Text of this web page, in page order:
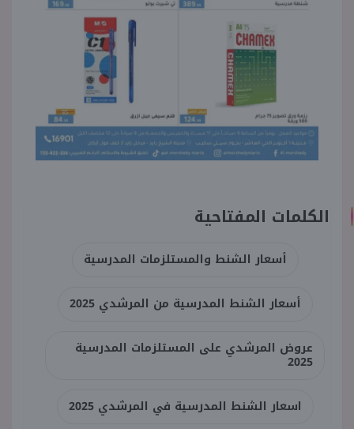
الكلمات المفتاحية
أسعار الشنط والمستلزمات المدرسية
أسعار الشنط المدرسية من المرشدي 2025
عروض المرشدي على المستلزمات المدرسية
2025
اسعار الشنط المدرسية في المرشدي 2025